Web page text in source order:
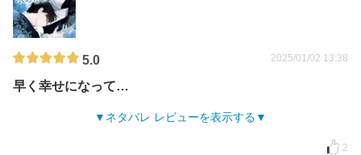
5.0 2025/01/02 13:38
早く幸せになって…
ネタバレ レビューを表示する
2